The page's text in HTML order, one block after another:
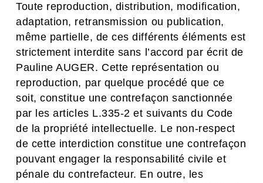
Toute reproduction, distribution, modification,
adaptation, retransmission ou publication,
même partielle, de ces différents éléments est
strictement interdite sans l’accord par écrit de
Pauline AUGER. Cette représentation ou
reproduction, par quelque procédé que ce
soit, constitue une contrefaçon sanctionnée
par les articles L.335-2 et suivants du Code
de la propriété intellectuelle. Le non-respect
de cette interdiction constitue une contrefaçon
pouvant engager la responsabilité civile et
pénale du contrefacteur. En outre, les